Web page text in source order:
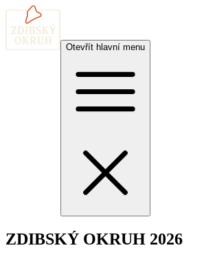
Otevřít hlavní menu
ZDIBSKÝ OKRUH 2026